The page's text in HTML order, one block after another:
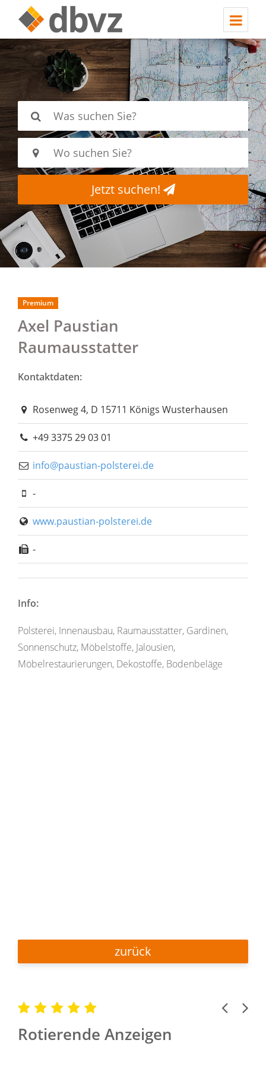
Jetzt suchen!
Axel Paustian
Raumausstatter
Premium
Kontaktdaten:
Rosenweg 4, D 15711 Königs Wusterhausen
+49 3375 29 03 01
info@paustian-polsterei.de
-
www.paustian-polsterei.de
-
Info:
Polsterei, Innenausbau, Raumausstatter, Gardinen,
Sonnenschutz, Möbelstoffe, Jalousien,
Möbelrestaurierungen, Dekostoffe, Bodenbeläge
zurück
Rotierende Anzeigen
Previous
Next